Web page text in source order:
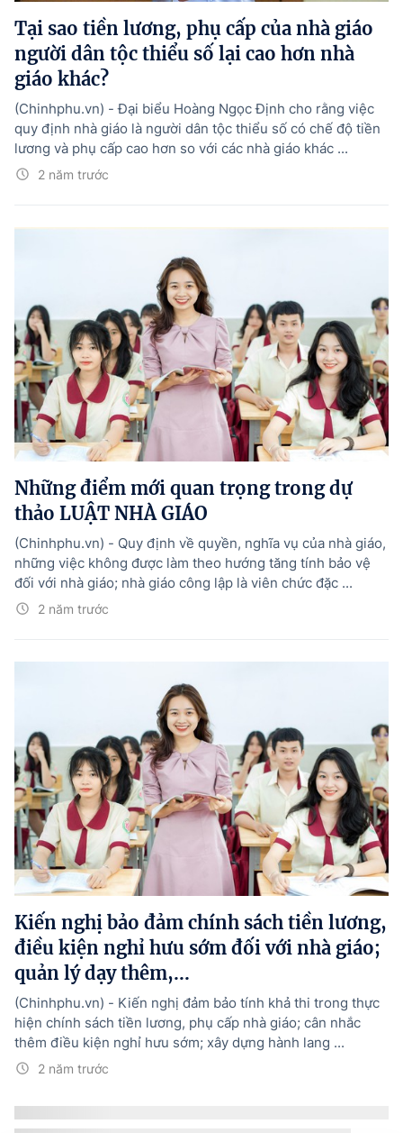
Tại sao tiền lương, phụ cấp của nhà giáo
người dân tộc thiểu số lại cao hơn nhà
giáo khác?
2 năm trước
(Chinhphu.vn) - Đại biểu Hoàng Ngọc Định cho rằng việc
quy định nhà giáo là người dân tộc thiểu số có chế độ tiền
lương và phụ cấp cao hơn so với các nhà giáo khác ...
Những điểm mới quan trọng trong dự
thảo LUẬT NHÀ GIÁO
2 năm trước
(Chinhphu.vn) - Quy định về quyền, nghĩa vụ của nhà giáo,
những việc không được làm theo hướng tăng tính bảo vệ
đối với nhà giáo; nhà giáo công lập là viên chức đặc ...
Kiến nghị bảo đảm chính sách tiền lương,
điều kiện nghỉ hưu sớm đối với nhà giáo;
quản lý dạy thêm,...
2 năm trước
(Chinhphu.vn) - Kiến nghị đảm bảo tính khả thi trong thực
hiện chính sách tiền lương, phụ cấp nhà giáo; cân nhắc
thêm điều kiện nghỉ hưu sớm; xây dựng hành lang ...